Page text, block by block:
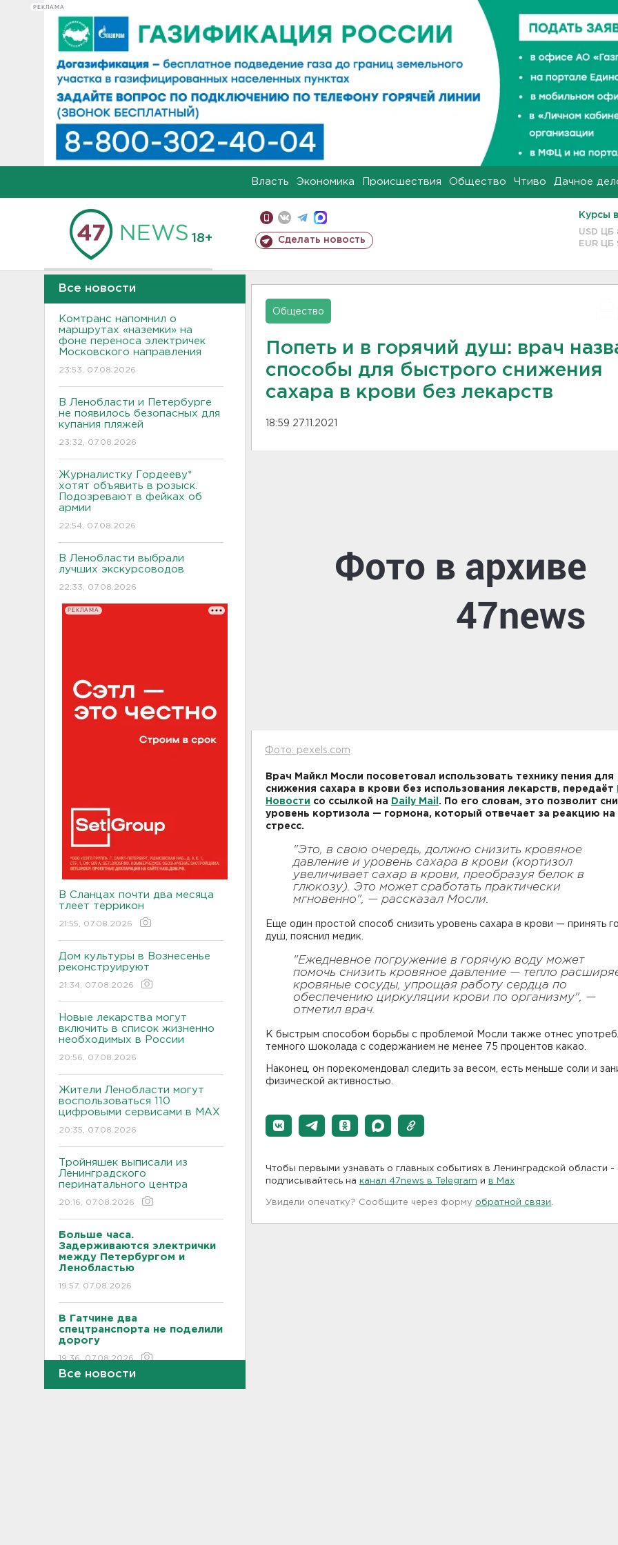
РЕКЛАМА
Власть Экономика Происшествия Общество Чтиво Дачное
18+ Сделать новость
Курсы
USD ЦБ
EUR ЦБ
Все новости
Комтранс напомнил о
маршрутах «наземки» на
фоне переноса электричек
Московского направления
23:53, 07.08.2026
В Ленобласти и Петербурге
не появилось безопасных для
купания пляжей
23:32, 07.08.2026
Журналистку Гордееву*
хотят объявить в розыск.
Подозревают в фейках об
армии
22:54, 07.08.2026
В Ленобласти выбрали
лучших экскурсоводов
22:33, 07.08.2026
РЕКЛАМА
В Сланцах почти два месяца
тлеет террикон
21:55, 07.08.2026
Дом культуры в Вознесенье
реконструируют
21:34, 07.08.2026
Новые лекарства могут
включить в список жизненно
необходимых в России
20:56, 07.08.2026
Жители Ленобласти могут
воспользоваться 110
цифровыми сервисами в МАХ
20:35, 07.08.2026
Тройняшек выписали из
Ленинградского
перинатального центра
20:16, 07.08.2026
Больше часа.
Задерживаются электрички
между Петербургом и
Ленобластью
19:57, 07.08.2026
В Гатчине два
спецтранспорта не поделили
дорогу
19:36, 07.08.2026
Медведи Бу и Тяпа из «Дома
Все новости
Общество
Попеть и в горячий душ: врач
способы для быстрого снижения
сахара в крови без лекарств
18:59 27.11.2021
Фото: pexels.com
Врач Майкл Мосли посоветовал использовать технику пения для
снижения сахара в крови без использования лекарств, передаёт
Новости со ссылкой на Daily Mail . По его словам, это позволит
уровень кортизола — гормона, который отвечает за реакцию на
стресс.
"Это, в свою очередь, должно снизить кровяное
давление и уровень сахара в крови (кортизол
увеличивает сахар в крови, преобразуя белок в
глюкозу). Это может сработать практически
мгновенно", — рассказал Мосли.
Еще один простой способ снизить уровень сахара в крови — принять
душ, пояснил медик.
"Ежедневное погружение в горячую воду может
помочь снизить кровяное давление — тепло
кровяные сосуды, упрощая работу сердца по
обеспечению циркуляции крови по организму", —
отметил врач.
К быстрым способом борьбы с проблемой Мосли также отнес
темного шоколада с содержанием не менее 75 процентов какао.
Наконец, он порекомендовал следить за весом, есть меньше соли и
физической активностью.
Чтобы первыми узнавать о главных событиях в Ленинградской области -
подписывайтесь на канал 47news в Telegram и в Maх
Увидели опечатку? Сообщите через форму обратной связи